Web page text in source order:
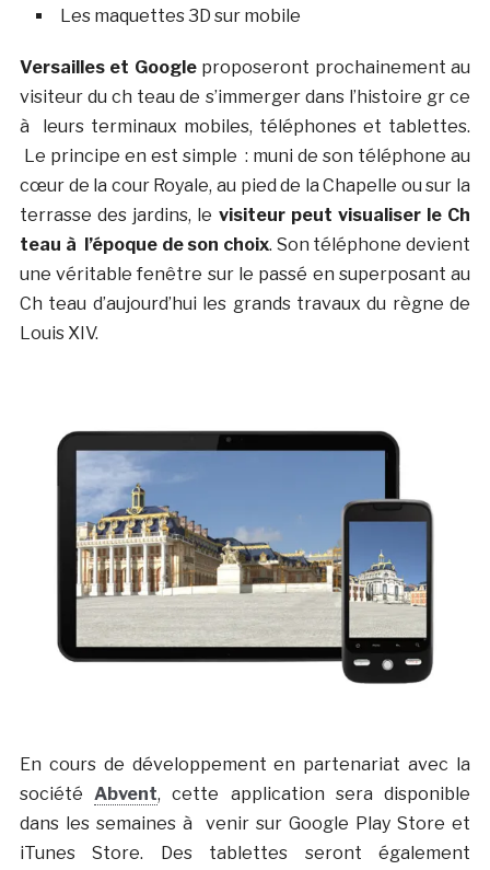
Les maquettes 3D sur mobile
Versailles et Googleproposeront prochainement au
visiteur du ch teau de s’immerger dans l’histoire gr ce
à leurs terminaux mobiles, téléphones et tablettes.
Le principe en est simple : muni de son téléphone au
cœur de la cour Royale, au pied de la Chapelle ou sur la
terrasse des jardins, le visiteur peut visualiser le Ch
teau à l’époque de son choix. Son téléphone devient
une véritable fenêtre sur le passé en superposant au
Ch teau d’aujourd’hui les grands travaux du règne de
Louis XIV.
En cours de développement en partenariat avec la
sociétéAbvent, cette application sera disponible
dans les semaines à venir sur Google Play Store et
iTunes Store. Des tablettes seront également